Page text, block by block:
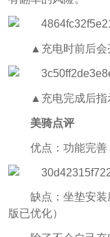
▲充电时前后会
▲充电完成后指
美骑点评
优点：功能完
缺点：坐垫安
版已优化）